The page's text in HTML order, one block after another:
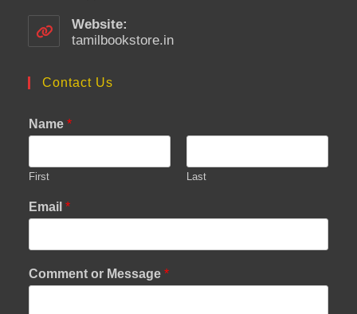
Website:
tamilbookstore.in
Contact Us
Name *
First Last
Email *
Comment or Message *